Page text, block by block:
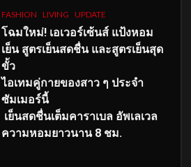
FASHION LIVING UPDATE
โฉมใหม่! เอเวอร์เซ้นส์ แป้งหอม
เย็น สูตรเย็นสดชื่น และสูตรเย็นสุด
ขั้ว
ไอเทมคู่กายของสาว ๆ ประจำ
ซัมเมอร์นี้
เย็นสดชื่นเต็มคาราเบล อัพเลเวล
ความหอมยาวนาน 8 ชม.